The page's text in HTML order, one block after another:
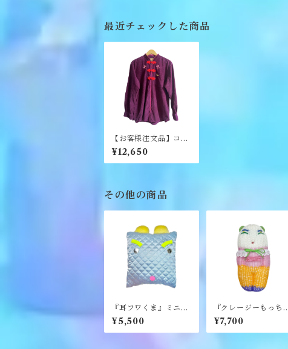
最近チェックした商品
【お客様注文品】コー
デュロイ好好チャイナ
《オフクワケ》
¥12,650
その他の商品
『耳フワくま』ミニク
ッション《むくり》
¥5,500
『クレージーもっち
り』編みぐるみ《むく
り》
¥7,700